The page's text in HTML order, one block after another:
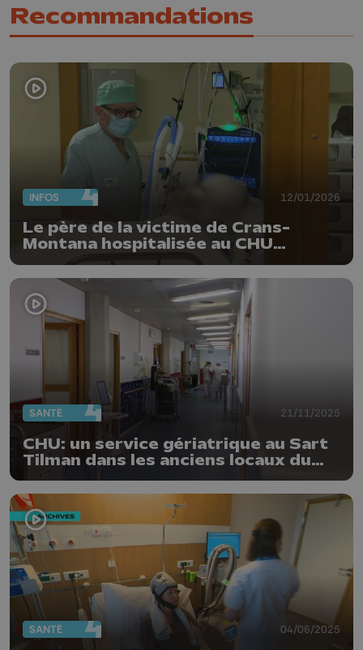
Recommandations
INFOS 12/01/2026
Le père de la victime de Crans-
Montana hospitalisée au CHU
SANTÉ 21/11/2025
CHU: un service gériatrique au Sart
Tilman dans les anciens locaux du
service pédiatrique
SANTÉ 04/06/2025